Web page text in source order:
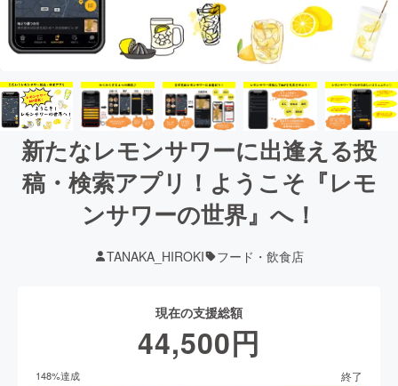
新たなレモンサワーに出逢える投
稿・検索アプリ！ようこそ『レモ
ンサワーの世界』へ！
TANAKA_HIROKI フード・飲食店
現在の支援総額
44,500円
148%達成 終了